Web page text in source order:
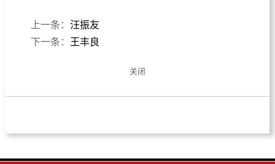
上一条： 汪振友
下一条：
王丰良
关闭